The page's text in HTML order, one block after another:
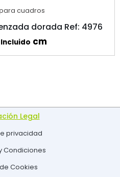
cuadros
dorada Ref: 4976
Incluido cm
Legal
privacidad
Condiciones
Cookies